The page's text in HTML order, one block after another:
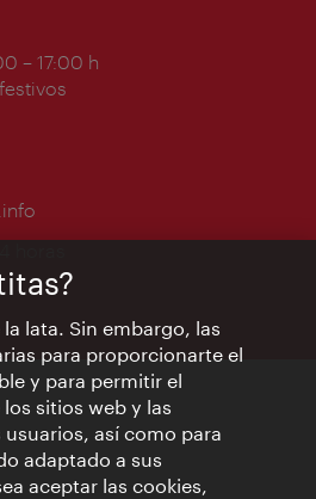
– 17:00 h
lata. Sin embargo, las
para proporcionarte el
y para permitir el
sitios web y las
así como para
adaptado a sus
aceptar las cookies,